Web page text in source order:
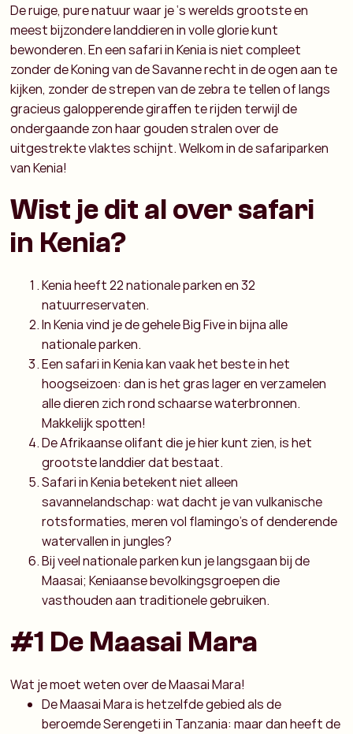
De ruige, pure natuur waar je ‘s werelds grootste en
meest bijzondere landdieren in volle glorie kunt
bewonderen. En een safari in Kenia is niet compleet
zonder de Koning van de Savanne recht in de ogen aan te
kijken, zonder de strepen van de zebra te tellen of langs
gracieus galopperende giraffen te rijden terwijl de
ondergaande zon haar gouden stralen over de
uitgestrekte vlaktes schijnt. Welkom in de safariparken
van Kenia!
Wist je dit al over safari
in Kenia?
Kenia heeft 22 nationale parken en 32
natuurreservaten.
In Kenia vind je de gehele Big Five in bijna alle
nationale parken.
Een safari in Kenia kan vaak het beste in het
hoogseizoen: dan is het gras lager en verzamelen
alle dieren zich rond schaarse waterbronnen.
Makkelijk spotten!
De Afrikaanse olifant die je hier kunt zien, is het
grootste landdier dat bestaat.
Safari in Kenia betekent niet alleen
savannelandschap: wat dacht je van vulkanische
rotsformaties, meren vol flamingo’s of denderende
watervallen in jungles?
Bij veel nationale parken kun je langsgaan bij de
Maasai; Keniaanse bevolkingsgroepen die
vasthouden aan traditionele gebruiken.
#1 De Maasai Mara
Wat je moet weten over de Maasai Mara!
De Maasai Mara is hetzelfde gebied als de
beroemde Serengeti in Tanzania: maar dan heeft de